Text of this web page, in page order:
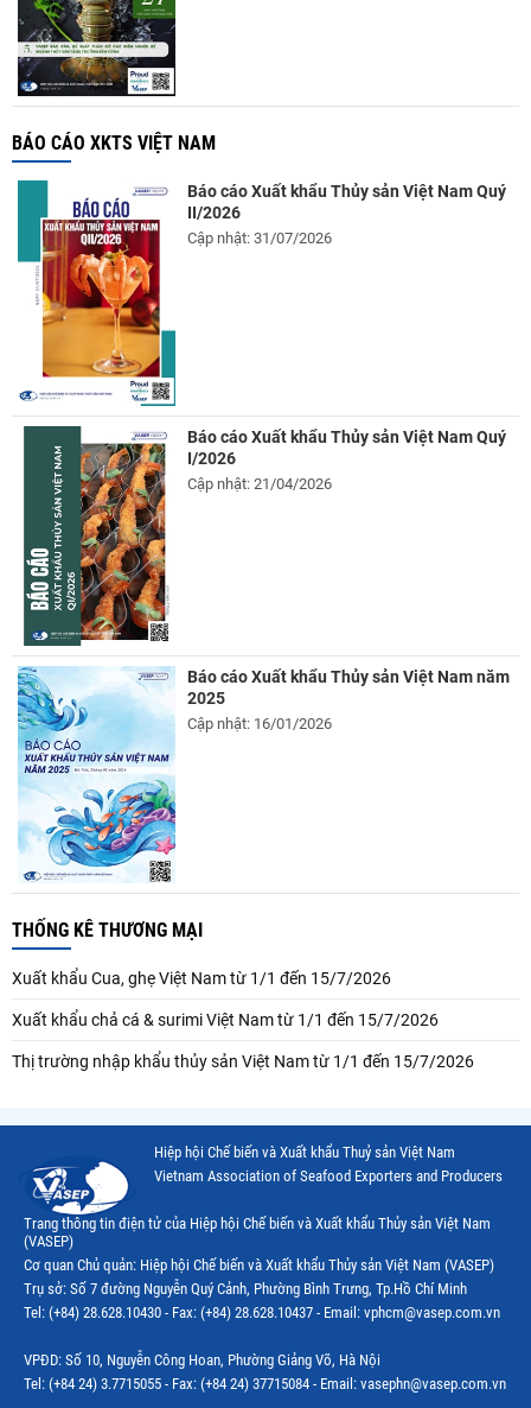
BÁO CÁO XKTS VIỆT NAM
Báo cáo Xuất khẩu Thủy sản Việt Nam Quý
II/2026
Cập nhật: 31/07/2026
Báo cáo Xuất khẩu Thủy sản Việt Nam Quý
I/2026
Cập nhật: 21/04/2026
Báo cáo Xuất khẩu Thủy sản Việt Nam năm
2025
Cập nhật: 16/01/2026
THỐNG KÊ THƯƠNG MẠI
Xuất khẩu Cua, ghẹ Việt Nam từ 1/1 đến 15/7/2026
Xuất khẩu chả cá & surimi Việt Nam từ 1/1 đến 15/7/2026
Thị trường nhập khẩu thủy sản Việt Nam từ 1/1 đến 15/7/2026
Hiệp hội Chế biến và Xuất khẩu Thuỷ sản Việt Nam
Vietnam Association of Seafood Exporters and Producers
Trang thông tin điện tử của Hiệp hội Chế biến và Xuất khẩu Thủy sản Việt Nam
(VASEP)
Cơ quan Chủ quản: Hiệp hội Chế biến và Xuất khẩu Thủy sản Việt Nam (VASEP)
Trụ sở: Số 7 đường Nguyễn Quý Cảnh, Phường Bình Trưng, Tp.Hồ Chí Minh
Tel: (+84) 28.628.10430 - Fax: (+84) 28.628.10437 - Email: vphcm@vasep.com.vn
VPĐD: Số 10, Nguyễn Công Hoan, Phường Giảng Võ, Hà Nội
Tel: (+84 24) 3.7715055 - Fax: (+84 24) 37715084 - Email: vasephn@vasep.com.vn